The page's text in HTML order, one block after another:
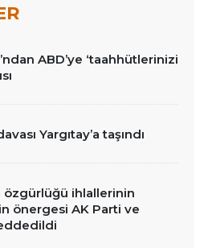
ABD’ye ‘taahhütlerinizi
Yargıtay’a taşındı
özgürlüğü ihlallerinin
önergesi AK Parti ve